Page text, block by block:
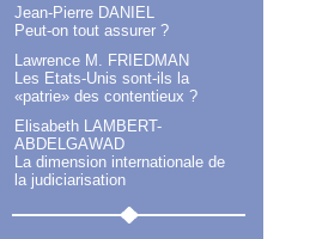
Jean-Pierre DANIEL
Peut-on tout assurer ?
Lawrence M. FRIEDMAN
Les Etats-Unis sont-ils la
«patrie» des contentieux ?
Elisabeth LAMBERT-
ABDELGAWAD
La dimension internationale de
la judiciarisation